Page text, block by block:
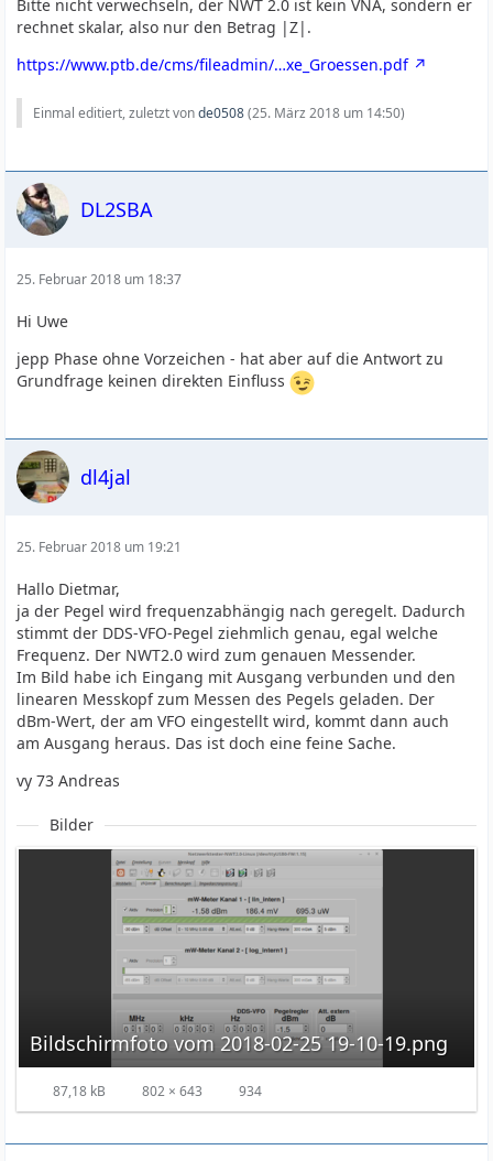
Bitte nicht verwechseln, der NWT 2.0 ist kein VNA, sondern er
rechnet skalar, also nur den Betrag |Z|.
https://www.ptb.de/cms/fileadmin/…xe_Groessen.pdf
Einmal editiert, zuletzt vonde0508(25. März 2018 um 14:50)
DL2SBA
25. Februar 2018 um 18:37
Hi Uwe
jepp Phase ohne Vorzeichen - hat aber auf die Antwort zu
Grundfrage keinen direkten Einfluss
dl4jal
25. Februar 2018 um 19:21
Hallo Dietmar,
ja der Pegel wird frequenzabhängig nach geregelt. Dadurch
stimmt der DDS-VFO-Pegel ziehmlich genau, egal welche
Frequenz. Der NWT2.0 wird zum genauen Messender.
Im Bild habe ich Eingang mit Ausgang verbunden und den
linearen Messkopf zum Messen des Pegels geladen. Der
dBm-Wert, der am VFO eingestellt wird, kommt dann auch
am Ausgang heraus. Das ist doch eine feine Sache.
vy 73 Andreas
Bilder
Bildschirmfoto vom 2018-02-25 19-10-19.png
87,18 kB 802 × 643 934